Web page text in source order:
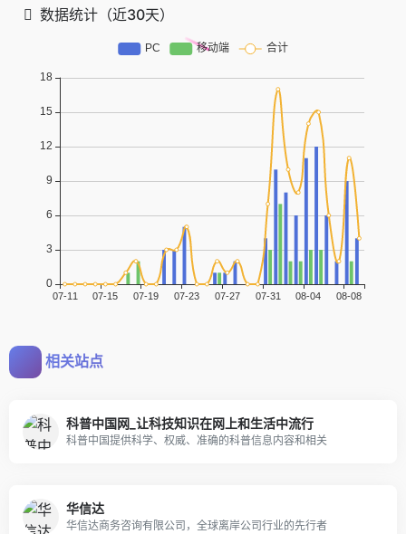
数据统计（近30天）
相关站点
科普中国网_让科技知识在网上和生活中流行
科普中国提供科学、权威、准确的科普信息内容和相关
华信达
华信达商务咨询有限公司，全球离岸公司行业的先行者